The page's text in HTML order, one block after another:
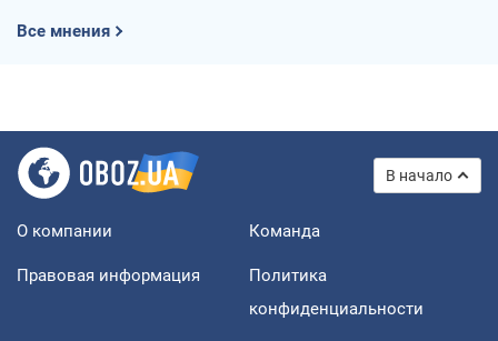
Все мнения
В начало
О компании Команда
Правовая информация
Политика
конфиденциальности